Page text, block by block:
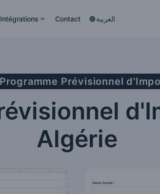
Intégrations Contact العربية
Prévisionnel
Algérie